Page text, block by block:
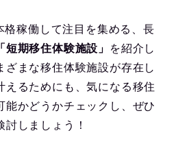
稼働して注目を集める、長
「短期移住体験施設」
を紹介し
ざまな移住体験施設が存在し
えるためにも、気になる移住
能かどうかチェックし、ぜひ
しましょう！